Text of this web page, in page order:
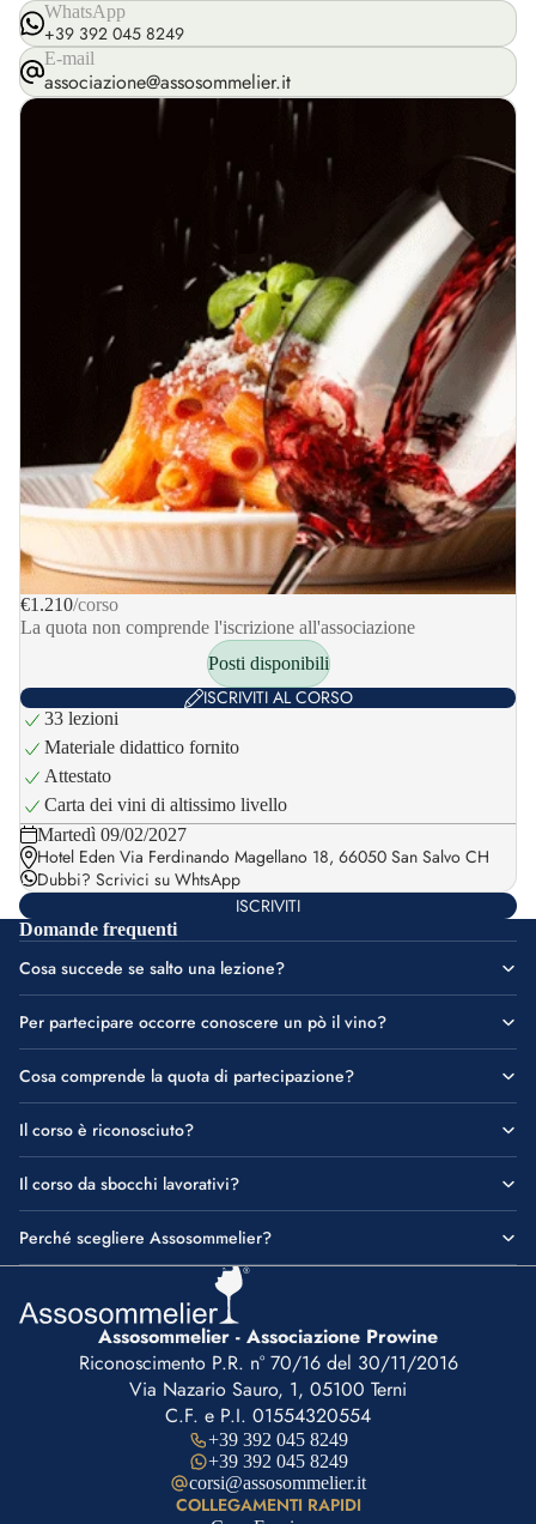
WhatsApp
+39 392 045 8249
E-mail
associazione@assosommelier.it
€1.210/corso
La quota non comprende l'iscrizione all'associazione
Posti disponibili
ISCRIVITI AL CORSO
33 lezioni
Materiale didattico fornito
Attestato
Carta dei vini di altissimo livello
Martedì 09/02/2027
Hotel Eden Via Ferdinando Magellano 18, 66050 San Salvo CH
Dubbi? Scrivici su WhtsApp
ISCRIVITI
Domande frequenti
Cosa succede se salto una lezione?
Per partecipare occorre conoscere un pò il vino?
Cosa comprende la quota di partecipazione?
Il corso è riconosciuto?
Il corso da sbocchi lavorativi?
Perché scegliere Assosommelier?
Assosommelier - Associazione Prowine
Riconoscimento P.R. n° 70/16 del 30/11/2016
Via Nazario Sauro, 1, 05100 Terni
C.F. e P.I. 01554320554
+39 392 045 8249
+39 392 045 8249
corsi@assosommelier.it
COLLEGAMENTI RAPIDI